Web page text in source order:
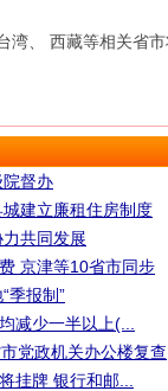
、 西藏等相关省市
督办
建立廉租住房制度
共同发展
京津等10省市同步
季报制”
减少一半以上(...
党政机关办公楼复查
挂牌 银行和邮...